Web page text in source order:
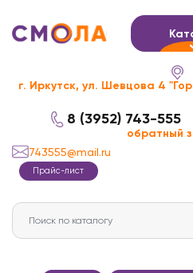
г. Иркутск, ул. Шевцова 4
8 (3952) 743-555
обратный
743555@mail.ru
Прайс-лист